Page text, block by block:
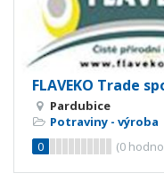
FLAVEKO Trade
Pardubice
Potraviny - výroba
0
(0